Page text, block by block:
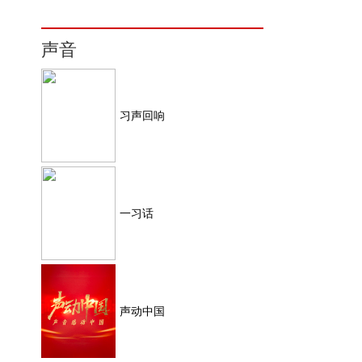
声音
习声回响
一习话
声动中国